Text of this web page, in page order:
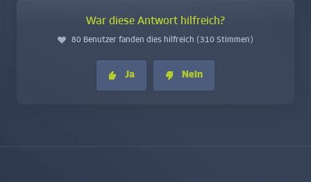
War diese Antwort hilfreich?
80 Benutzer fanden dies hilfreich (310 Stimmen)
Ja Nein